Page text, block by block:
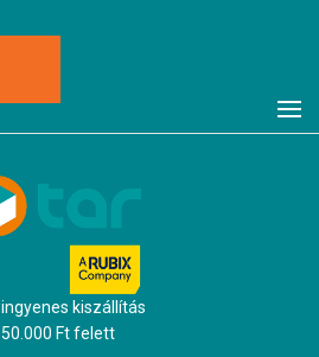
ingyenes kiszállítás
50.000 Ft felett